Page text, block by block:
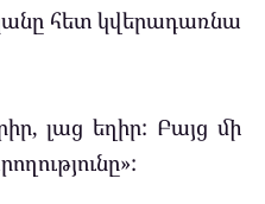
հետ կվերադառնա
լաց եղիր: Բայց մի